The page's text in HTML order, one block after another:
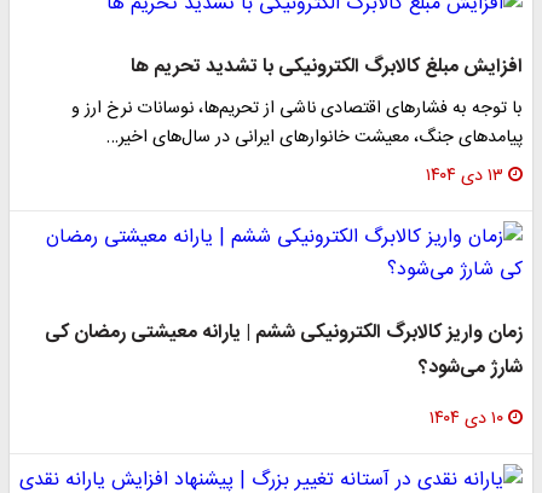
افزایش مبلغ کالابرگ الکترونیکی با تشدید تحریم ها
با توجه به فشارهای اقتصادی ناشی از تحریم‌ها، نوسانات نرخ ارز و
پیامدهای جنگ، معیشت خانوارهای ایرانی در سال‌های اخیر…
۱۳ دی ۱۴۰۴
زمان واریز کالابرگ الکترونیکی ششم | یارانه معیشتی رمضان کی
شارژ می‌شود؟
۱۰ دی ۱۴۰۴